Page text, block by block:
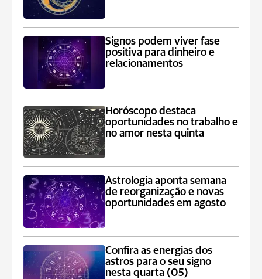
Signos podem viver fase
positiva para dinheiro e
relacionamentos
Horóscopo destaca
oportunidades no trabalho e
no amor nesta quinta
Astrologia aponta semana
de reorganização e novas
oportunidades em agosto
Confira as energias dos
astros para o seu signo
nesta quarta (05)